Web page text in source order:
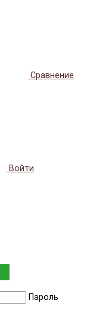
Сравнение
Войти
Пароль